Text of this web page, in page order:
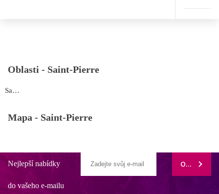
Oblasti - Saint-Pierre
Saint-Pierre
Mapa - Saint-Pierre
Nejlepší nabídky
do vašeho e-mailu
ODEBÍRAT